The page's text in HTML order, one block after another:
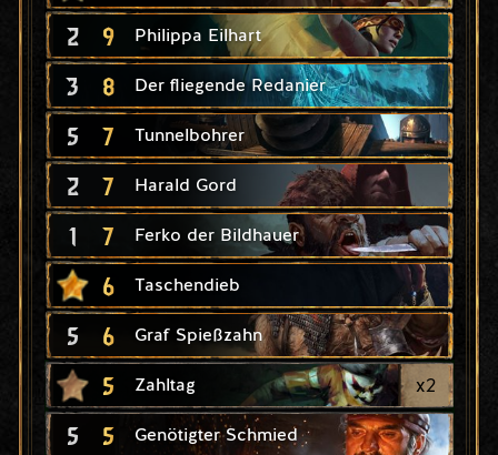
2 9 Philippa Eilhart
3 8 Der fliegende Redanier
5 7 Tunnelbohrer
2 7 Harald Gord
1 7 Ferko der Bildhauer
6 Taschendieb
5 6 Graf Spießzahn
5 Zahltag x2
5 5 Genötigter Schmied